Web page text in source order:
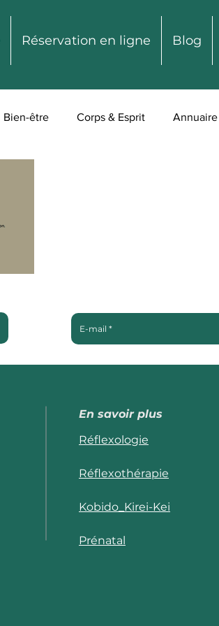
Réservation en ligne Blog
Bien-être Corps & Esprit Annuaire
En savoir plus
Réflexologie
Réflexothérapie
Kobido_Kirei-Kei
Prénatal